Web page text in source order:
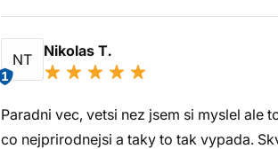
NT
1
Nikolas T.
Paradni vec, vetsi nez jsem si myslel ale
co nejprirodnejsi a taky to tak vypada.